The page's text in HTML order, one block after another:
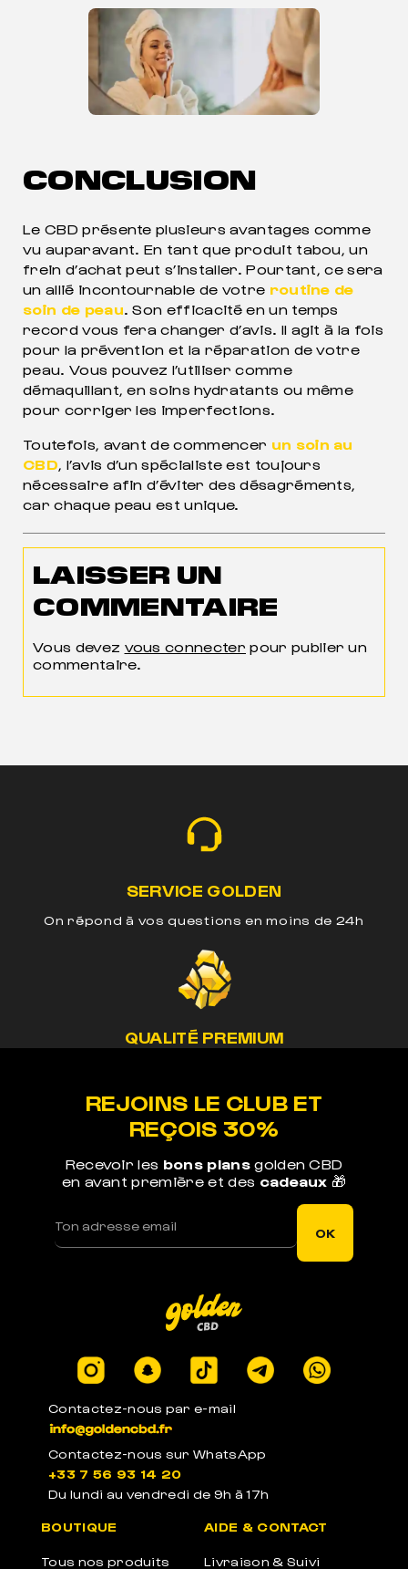
CONCLUSION
Le CBD présente plusieurs avantages comme
vu auparavant. En tant que produit tabou, un
frein d’achat peut s’installer. Pourtant, ce sera
un allié incontournable de votre routine de
soin de peau. Son efficacité en un temps
record vous fera changer d’avis. Il agit à la fois
pour la prévention et la réparation de votre
peau. Vous pouvez l’utiliser comme
démaquillant, en soins hydratants ou même
pour corriger les imperfections.
Toutefois, avant de commencer un soin au
CBD, l’avis d’un spécialiste est toujours
nécessaire afin d’éviter des désagréments,
car chaque peau est unique.
LAISSER UN
COMMENTAIRE
Vous devez vous connecter pour publier un
commentaire.
SERVICE GOLDEN
On répond à vos questions en moins de 24h
QUALITÉ PREMIUM
Votre commande est expédiée sous 1j ouvré
Produits certifiés en laboratoires à -0.3% de
PACKAGE ANONYME
Emballages anonymes neutres et sans label
Contactez-nous par e-mail
Contactez-nous sur WhatsApp
+33 7 56 93 14 20
Du lundi au vendredi de 9h à 17h
BOUTIQUE
Tous nos produits
AIDE & CONTACT
Livraison & Suivi
REJOINS LE CLUB ET
REÇOIS 30%
Recevoir les bons plansgolden CBD
en avant première et des cadeaux 🎁
OK